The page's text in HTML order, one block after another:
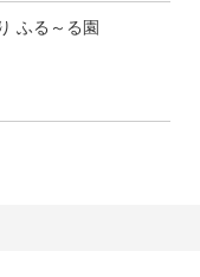
ふる～る園